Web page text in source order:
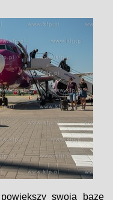
swoją bazę